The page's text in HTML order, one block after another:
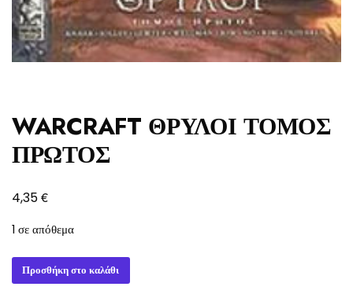
WARCRAFT ΘΡΥΛΟΙ ΤΟΜΟΣ
ΠΡΩΤΟΣ
4,35€
1 σε απόθεμα
WARCRAFT
ΘΡΥΛΟΙ
Προσθήκη στο καλάθι